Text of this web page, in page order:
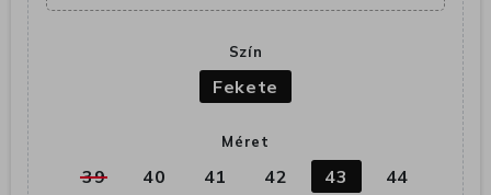
Szín
Fekete
Méret
39 40 41 42 43 44